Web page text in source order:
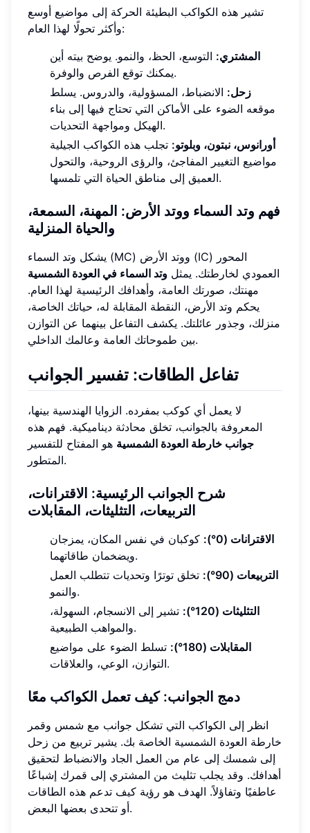
تشير هذه الكواكب البطيئة الحركة إلى مواضيع أوسع
وأكثر تحولًا لهذا العام:
المشتري: التوسع، الحظ، والنمو. يوضح بيته أين
يمكنك توقع الفرص والوفرة.
زحل: الانضباط، المسؤولية، والدروس. يسلط
موقعه الضوء على الأماكن التي تحتاج فيها إلى بناء
الهيكل ومواجهة التحديات.
أورانوس، نبتون، وبلوتو: تجلب هذه الكواكب الجيلية
مواضيع التغيير المفاجئ، والرؤى الروحية، والتحول
العميق إلى مناطق الحياة التي تلمسها.
فهم وتد السماء ووتد الأرض: المهنة، السمعة،
والحياة المنزلية
يشكل وتد السماء (MC) ووتد الأرض (IC) المحور
العمودي لخارطتك. يمثل وتد السماء في العودة الشمسية
مهنتك، صورتك العامة، وأهدافك الرئيسية لهذا العام.
يحكم وتد الأرض، النقطة المقابلة له، حياتك الخاصة،
منزلك، وجذور عائلتك. يكشف التفاعل بينهما عن التوازن
بين طموحاتك العامة وعالمك الداخلي.
تفاعل الطاقات: تفسير الجوانب
لا يعمل أي كوكب بمفرده. الزوايا الهندسية بينها،
المعروفة بالجوانب، تخلق محادثة ديناميكية. فهم هذه
جوانب خارطة العودة الشمسية هو المفتاح للتفسير
المتطور.
شرح الجوانب الرئيسية: الاقترانات،
التربيعات، التثليثات، المقابلات
الاقترانات (0°):
كوكبان في نفس المكان، يمزجان
ويضخمان طاقاتهما.
التربيعات (90°):
تخلق توترًا وتحديات تتطلب العمل
والنمو.
التثليثات (120°):
تشير إلى الانسجام، السهولة،
والمواهب الطبيعية.
المقابلات (180°):
تسلط الضوء على مواضيع
التوازن، الوعي، والعلاقات.
دمج الجوانب: كيف تعمل الكواكب معًا
انظر إلى الكواكب التي تشكل جوانب مع شمس وقمر
خارطة العودة الشمسية الخاصة بك. يشير تربيع من زحل
إلى شمسك إلى عام من العمل الجاد والانضباط لتحقيق
أهدافك. وقد يجلب تثليث من المشتري إلى قمرك إشباعًا
عاطفيًا وتفاؤلاً. الهدف هو رؤية كيف تدعم هذه الطاقات
أو تتحدى بعضها البعض.